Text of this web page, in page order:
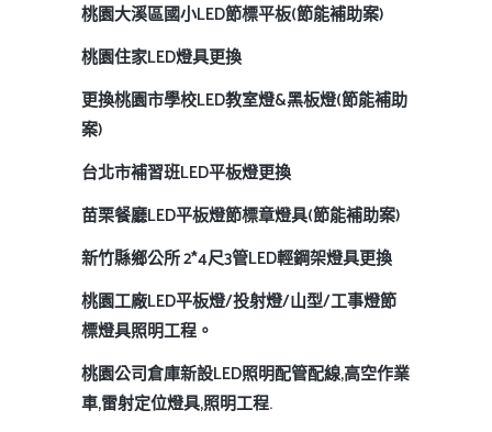
桃園大溪區國小LED節標平板(節能補助案)
桃園住家LED燈具更換
更換桃園市學校LED教室燈&黑板燈(節能補助
案)
台北市補習班LED平板燈更換
苗栗餐廳LED平板燈節標章燈具(節能補助案)
新竹縣鄉公所 2*4尺3管LED輕鋼架燈具更換
桃園工廠LED平板燈/投射燈/山型/工事燈節
標燈具照明工程。
桃園公司倉庫新設LED照明配管配線,高空作業
車,雷射定位燈具,照明工程.